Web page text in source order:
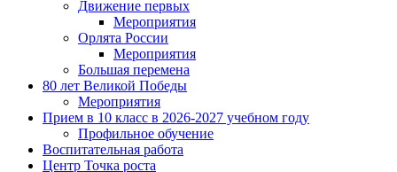
Движение первых
Мероприятия
Орлята России
Мероприятия
Большая перемена
80 лет Великой Победы
Мероприятия
Прием в 10 класс в 2026-2027 учебном году
Профильное обучение
Воспитательная работа
Центр Точка роста